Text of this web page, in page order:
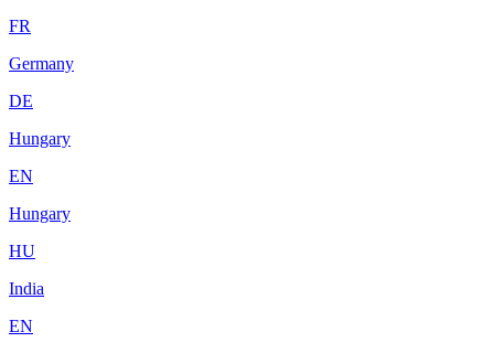
FR
Germany
DE
Hungary
EN
Hungary
HU
India
EN